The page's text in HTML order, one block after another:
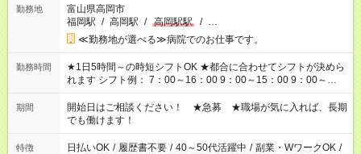
勤務地
富山県高岡市
福岡駅 / 高岡駅 / 高岡駅駅 / …
≪勤務地が選べる≫病院でのお仕事です。
勤務時間
★1日5時間～の時短シフトOK ★都合に合わせてシフトが決めら
れます シフト例： 7：00～16：00 9：00～15：00 9：00～
18：00 11：00～20：00 など ※Wワークの場合、他のお仕事と
合わせ週40時間超の就業はご案内できません ※法令に基づき、
週20時間以上勤務は社会保険への加入対象となります ※労働者
派遣法（日雇い派遣の原則禁止）により、短時間・短期間の就
業はご案内が難しい場合があります
期間
開始日はご相談ください！ ★急募 ★職場が気に入れば、長期
でも働けます！
特徴 日払いOK / 履歴書不要 / 40～50代活躍中 / 副業・WワークOK /